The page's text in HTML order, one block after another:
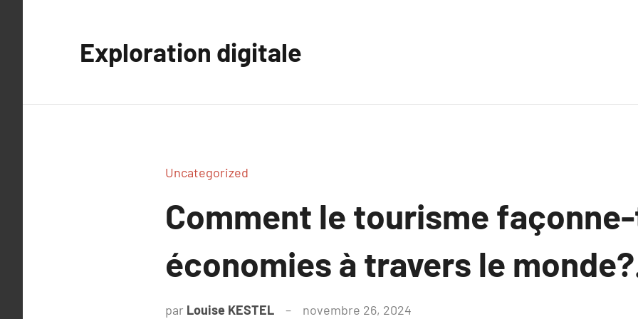
Exploration digitale
Uncategorized
Comment le tourisme
économies à travers le
par Louise KESTEL novembre 26, 2024